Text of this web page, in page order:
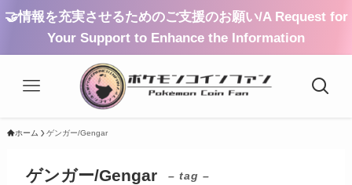
🤝情報を充実させるためのご支援のお願い/A Request for
Your Support to Enhance the Information
ホーム ゲンガー/Gengar
ゲンガー/Gengar – tag –